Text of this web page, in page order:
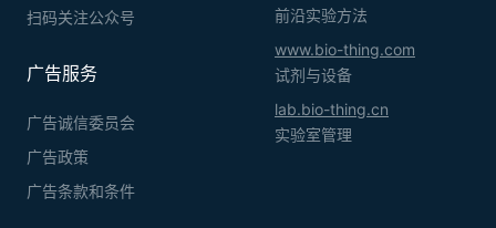
扫码关注公众号
广告服务
广告诚信委员会
广告政策
广告条款和条件
前沿实验方法
www.bio-thing.com
试剂与设备
lab.bio-thing.cn
实验室管理